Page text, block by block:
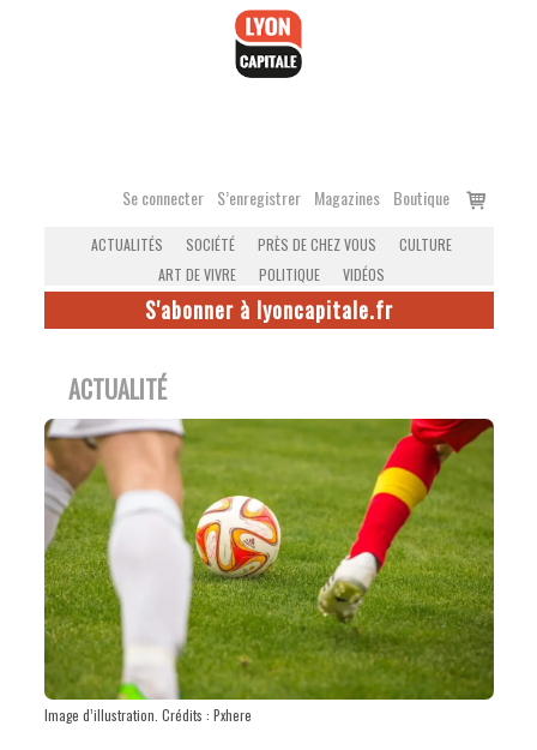
Se connecter S’enregistrer Magazines Boutique
Voir
ACTUALITÉS SOCIÉTÉ PRÈS DE CHEZ VOUS
CULTURE
ART DE VIVRE
POLITIQUE VIDÉOS
S'abonner à lyoncapitale.fr
ACTUALITÉ
Image d’illustration. Crédits : Pxhere